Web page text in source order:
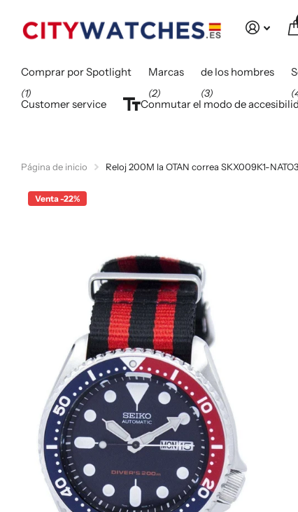
Comprar por Spotlight
(1)
Marcas
(2)
de los hombres
(3)
Customer service Conmutar el modo de
Página de inicio Reloj 200M la OTAN correa SKX009K1-
Venta -22%